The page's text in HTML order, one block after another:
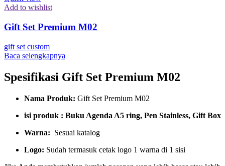
Add to wishlist
Gift Set Premium M02
gift set custom
Baca selengkapnya
Spesifikasi Gift Set Premium M02
Nama Produk: Gift Set Premium M02
isi produk : Buku Agenda A5 ring, Pen Stainless, Gift Box
Warna: Sesuai katalog
Logo: Sudah termasuk cetak logo 1 warna di 1 sisi